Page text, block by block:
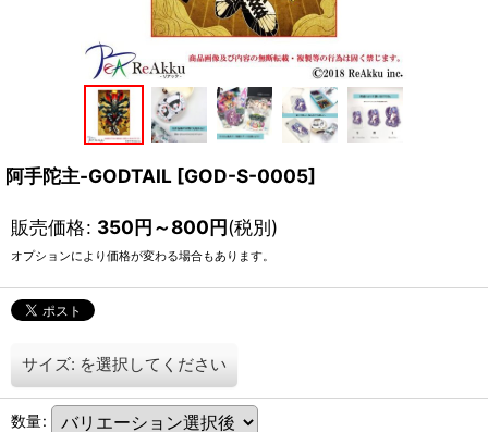
阿手陀主-GODTAIL [GOD-S-0005]
販売価格: 350円～800円(税別)
オプションにより価格が変わる場合もあります。
サイズ: を選択してください
数量: